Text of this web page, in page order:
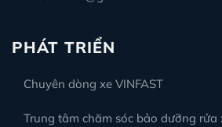
PHÁT TRIỂN
Chuyên dòng xe VINFAST
Trung tâm chăm sóc bảo dưỡng